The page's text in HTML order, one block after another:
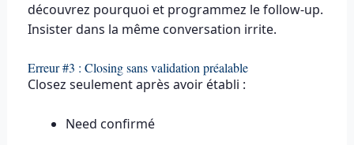
découvrez pourquoi et programmez le follow-up.
Insister dans la même conversation irrite.
Erreur #3 : Closing sans validation préalable
Closez seulement après avoir établi :
Need confirmé